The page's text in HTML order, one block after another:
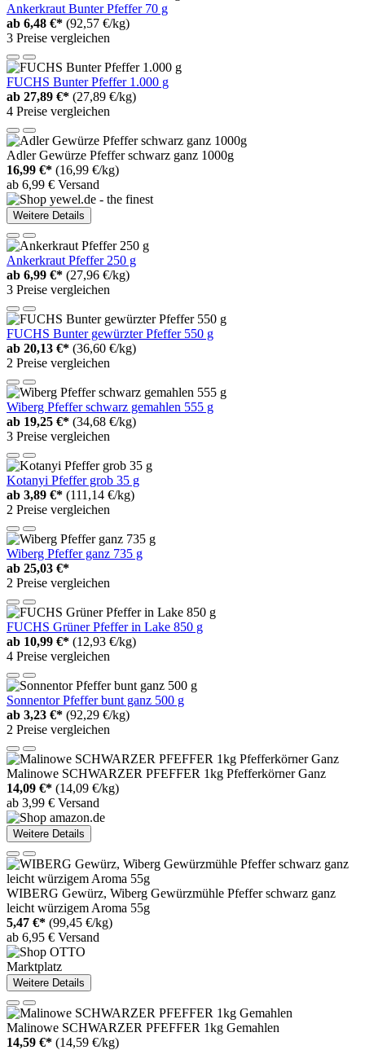
Ankerkraut Bunter Pfeffer 70 g
ab 6,48 €* (92,57 €/kg)
3 Preise vergleichen
FUCHS Bunter Pfeffer 1.000 g
ab 27,89 €* (27,89 €/kg)
4 Preise vergleichen
Adler Gewürze Pfeffer schwarz ganz 1000g
16,99 €* (16,99 €/kg)
ab 6,99 € Versand
Weitere Details
Ankerkraut Pfeffer 250 g
ab 6,99 €* (27,96 €/kg)
3 Preise vergleichen
FUCHS Bunter gewürzter Pfeffer 550 g
ab 20,13 €* (36,60 €/kg)
2 Preise vergleichen
Wiberg Pfeffer schwarz gemahlen 555 g
ab 19,25 €* (34,68 €/kg)
3 Preise vergleichen
Kotanyi Pfeffer grob 35 g
ab 3,89 €* (111,14 €/kg)
2 Preise vergleichen
Wiberg Pfeffer ganz 735 g
ab 25,03 €*
2 Preise vergleichen
FUCHS Grüner Pfeffer in Lake 850 g
ab 10,99 €* (12,93 €/kg)
4 Preise vergleichen
Sonnentor Pfeffer bunt ganz 500 g
ab 3,23 €* (92,29 €/kg)
2 Preise vergleichen
Malinowe SCHWARZER PFEFFER 1kg Pfefferkörner Ganz
14,09 €* (14,09 €/kg)
ab 3,99 € Versand
Weitere Details
WIBERG Gewürz, Wiberg Gewürzmühle Pfeffer schwarz ganz
leicht würzigem Aroma 55g
5,47 €* (99,45 €/kg)
ab 6,95 € Versand
Marktplatz
Weitere Details
Malinowe SCHWARZER PFEFFER 1kg Gemahlen
14,59 €* (14,59 €/kg)